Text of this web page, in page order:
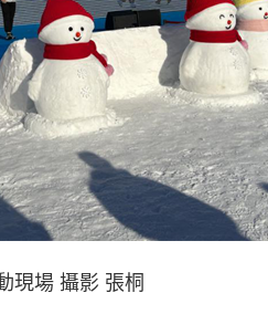
現場 攝影 張桐